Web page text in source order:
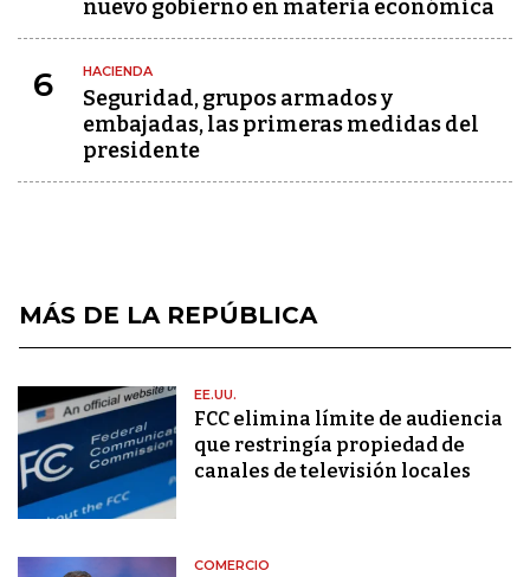
nuevo gobierno en materia económica
6 HACIENDA
Seguridad, grupos armados y
embajadas, las primeras medidas del
presidente
MÁS DE LA REPÚBLICA
EE.UU.
FCC elimina límite de audiencia
que restringía propiedad de
canales de televisión locales
COMERCIO